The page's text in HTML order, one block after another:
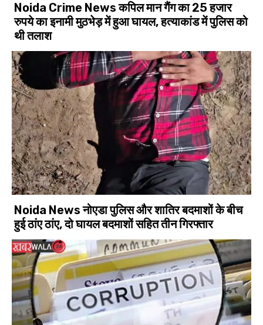
Noida Crime News कपिल मान गैंग का 25 हजार
रुपये का इनामी मुठभेड़ में हुआ घायल, हत्याकांड में पुलिस को
थी तलाश
Noida News नोएडा पुलिस और शातिर बदमाशों के बीच
हुई ठांए ठांए, दो घायल बदमाशों सहित तीन गिरफ्तार